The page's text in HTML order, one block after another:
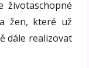
životaschopné
žen, které už
dále realizovat